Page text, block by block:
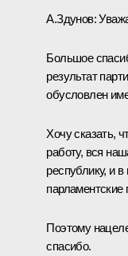
А.Здунов:
Большое
результат
обусловлен
Хочу сказать,
работу, вся
республику, и
парламентские
Поэтому
спасибо.